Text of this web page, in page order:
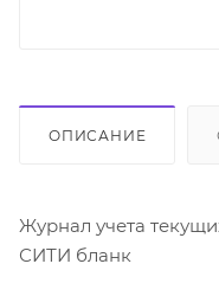
ОПИСАНИЕ
Журнал учета
СИТИ бланк